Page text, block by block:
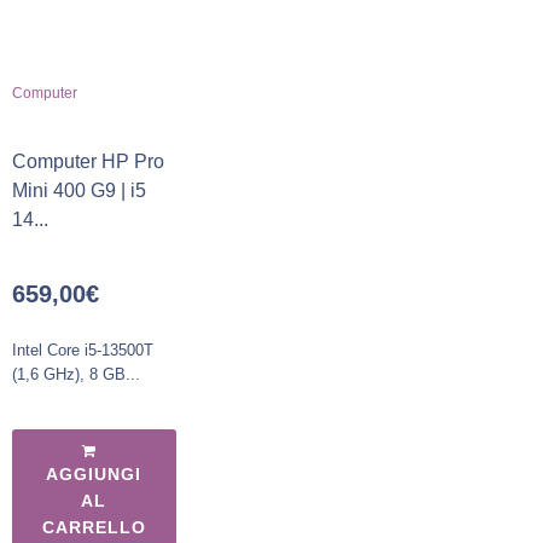
Computer
Computer HP Pro
Mini 400 G9 | i5
14...
659,00€
Intel Core i5-13500T
(1,6 GHz), 8 GB...
AGGIUNGI
AL
CARRELLO